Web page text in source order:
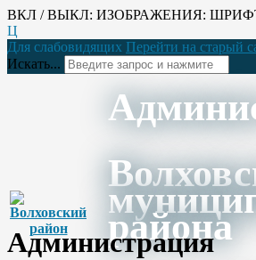
ВКЛ / ВЫКЛ: ИЗОБРАЖЕНИЯ:
Ц
Для слабовидящих Перейти на старый
Искать...
района
Администрация